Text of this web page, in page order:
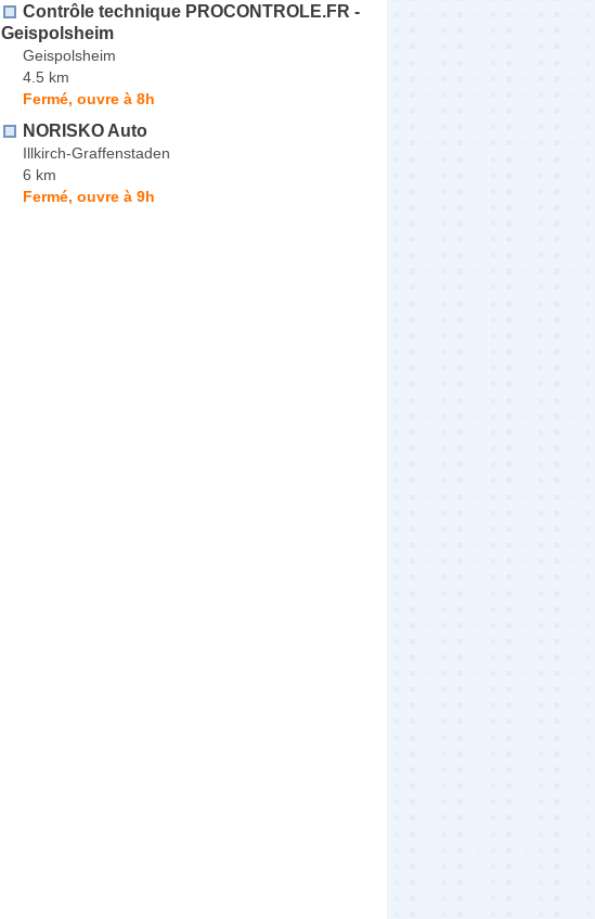
Contrôle technique PROCONTROLE.FR -
Geispolsheim
Geispolsheim
4.5 km
Fermé, ouvre à 8h
NORISKO Auto
Illkirch-Graffenstaden
6 km
Fermé, ouvre à 9h